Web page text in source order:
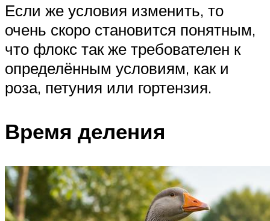
Если же условия изменить, то
очень скоро становится понятным,
что флокс так же требователен к
определённым условиям, как и
роза, петуния или гортензия.
Время деления